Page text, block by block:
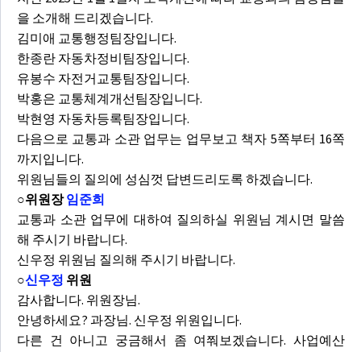
을 소개해 드리겠습니다.
김미애 교통행정팀장입니다.
한종란 자동차정비팀장입니다.
유봉수 자전거교통팀장입니다.
박홍은 교통체계개선팀장입니다.
박현영 자동차등록팀장입니다.
다음으로 교통과 소관 업무는 업무보고 책자 5쪽부터 16쪽
까지입니다.
위원님들의 질의에 성심껏 답변드리도록 하겠습니다.
○위원장임준희
교통과 소관 업무에 대하여 질의하실 위원님 계시면 말씀
해 주시기 바랍니다.
신우정 위원님 질의해 주시기 바랍니다.
○신우정 위원
감사합니다. 위원장님.
안녕하세요? 과장님. 신우정 위원입니다.
다른 건 아니고 궁금해서 좀 여쭤보겠습니다. 사업예산